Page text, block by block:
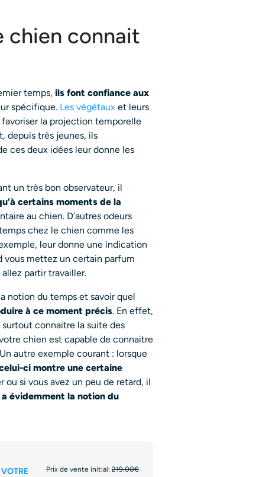
chien connait
temps, ils font confiance aux
spécifique. Les végétaux et leurs
la projection temporelle
depuis très jeunes, ils
ces deux idées leur donne les
un très bon observateur, il
certains moments de la
au chien. D’autres odeurs
chez le chien comme les
leur donne une indication
vous mettez un certain parfum
partir travailler.
notion du temps et savoir quel
à ce moment précis. En effet,
connaitre la suite des
chien est capable de connaitre
autre exemple courant : lorsque
ci montre une certaine
ou si vous avez un peu de retard, il
a évidemment la notion du
Prix de vente initial: 219.00€